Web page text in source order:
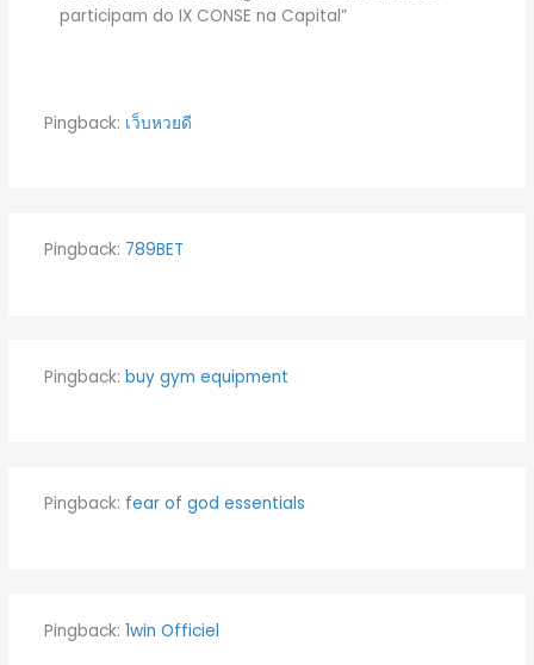
participam do IX CONSE na Capital”
Pingback: เว็บหวยดี
Pingback: 789BET
Pingback: buy gym equipment
Pingback: fear of god essentials
Pingback: 1win Officiel